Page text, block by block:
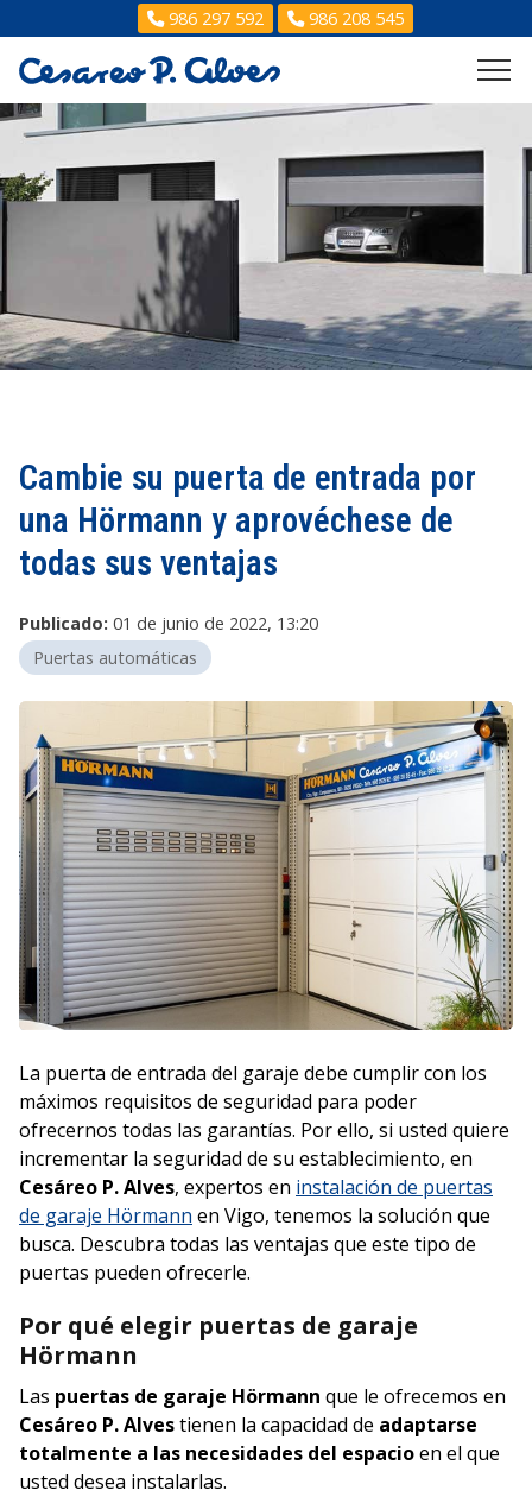
986 297 592 986 208 545
Cambie su puerta de entrada por
una Hörmann y aprovéchese de
todas sus ventajas
Publicado: 01 de junio de 2022, 13:20
Puertas automáticas
La puerta de entrada del garaje debe cumplir con los
máximos requisitos de seguridad para poder
ofrecernos todas las garantías. Por ello, si usted quiere
incrementar la seguridad de su establecimiento, en
Cesáreo P. Alves, expertos en instalación de puertas
de garaje Hörmann en Vigo, tenemos la solución que
busca. Descubra todas las ventajas que este tipo de
puertas pueden ofrecerle.
Por qué elegir puertas de garaje
Hörmann
Las puertas de garaje Hörmann que le ofrecemos en
Cesáreo P. Alvestienen la capacidad de adaptarse
totalmente a las necesidades del espacioen el que
usted desea instalarlas.